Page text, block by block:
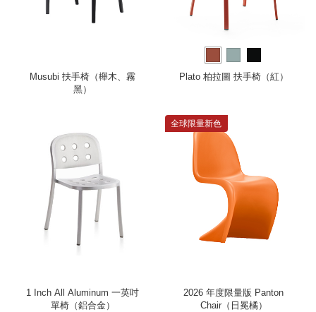
Musubi 扶手椅（櫸木、霧
黑）
Plato 柏拉圖 扶手椅（紅）
1 Inch All Aluminum 一英吋
單椅（鋁合金）
全球限量新色
2026 年度限量版 Panton
Chair（日冕橘）